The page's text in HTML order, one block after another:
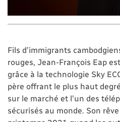
Fils d’immigrants
rouges, Jean-François Eap
grâce à la technologie Sky
père offrant le plus haut
sur le marché et l’un des
sécurisés au monde. Son